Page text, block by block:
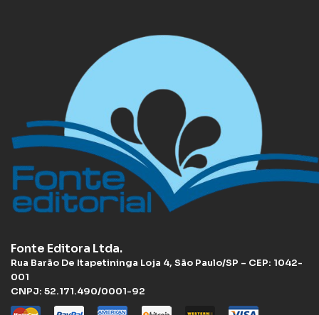
Fonte Editora Ltda.
Rua Barão De Itapetininga Loja 4, São Paulo/SP – CEP: 1042-
001
CNPJ: 52.171.490/0001-92